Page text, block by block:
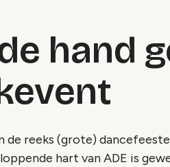
hand
de reeks (grote)
hart van ADE is